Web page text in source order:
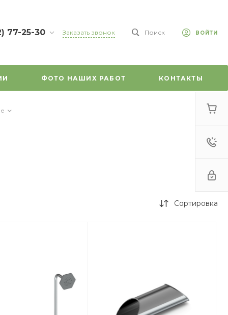
77-25-30
д. 45
Заказать звонок Поиск ВОЙТИ
ФОТО НАШИХ РАБОТ КОНТАКТЫ
Сортировка